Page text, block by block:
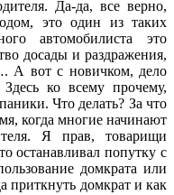
Да-да, все верно,
это один из таких
автомобилиста это
досады и раздражения,
А вот с новичком, дело
ко всему прочему,
Что делать? За что
когда многие начинают
Я прав, товарищи
останавливал попутку с
домкрата или
приткнуть домкрат и как